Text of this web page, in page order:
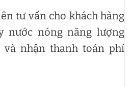
tư vấn cho khách hàng
nước nóng năng lượng
nhận thanh toán phí